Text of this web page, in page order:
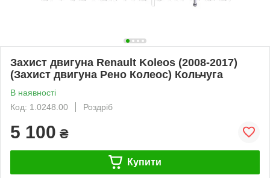
Захист двигуна Renault Koleos (2008-2017)
(Захист двигуна Рено Колеос) Кольчуга
В наявності
Код: 1.0248.00
Роздріб
5 100 ₴
Купити